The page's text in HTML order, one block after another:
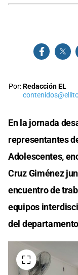
Por:Redacción EL
En la jornada
representantes
Adolescentes,
Cruz Giménez
encuentro de
equipos
del